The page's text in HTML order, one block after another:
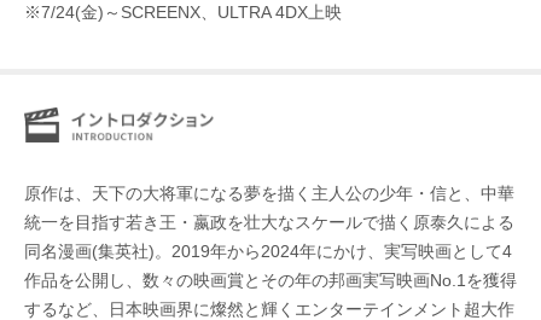
※7/24(金)～SCREENX、ULTRA 4DX上映
原作は、天下の大将軍になる夢を描く主人公の少年・信と、中華
統一を目指す若き王・嬴政を壮大なスケールで描く原泰久による
同名漫画(集英社)。2019年から2024年にかけ、実写映画として4
作品を公開し、数々の映画賞とその年の邦画実写映画No.1を獲得
するなど、日本映画界に燦然と輝くエンターテインメント超大作